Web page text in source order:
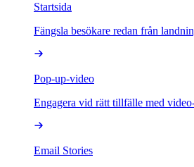
Startsida
Fängsla besökare redan från
Pop-up-video
Engagera vid rätt tillfälle med
Email Stories